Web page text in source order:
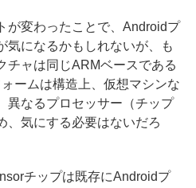
変わったことで、Androidプ
気になるかもしれないが、も
チャは同じARMベースである
ームは構造上、仮想マシンな
異なるプロセッサー（チップ
、気にする必要はないだろ
チップは既存にAndroidプ